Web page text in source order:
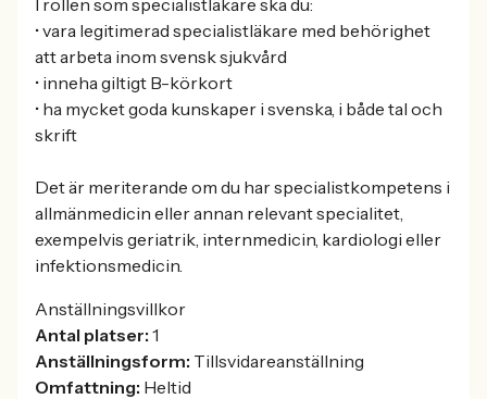
I rollen som specialistläkare ska du:
• vara legitimerad specialistläkare med behörighet
att arbeta inom svensk sjukvård
• inneha giltigt B-körkort
• ha mycket goda kunskaper i svenska, i både tal och
skrift
Det är meriterande om du har specialistkompetens i
allmänmedicin eller annan relevant specialitet,
exempelvis geriatrik, internmedicin, kardiologi eller
infektionsmedicin.
Anställningsvillkor
Antal platser: 1
Anställningsform: Tillsvidareanställning
Omfattning: Heltid